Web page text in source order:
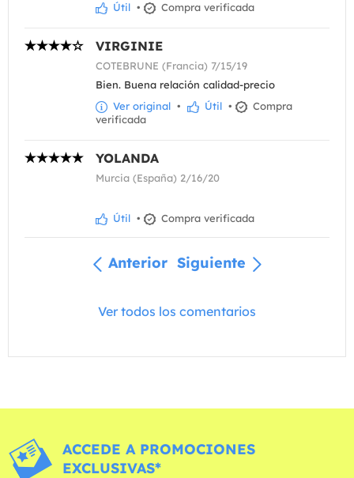
Útil • Compra verificada
VIRGINIE
COTEBRUNE (Francia) 7/15/19
Bien. Buena relación calidad-precio
Ver original • Útil •
Compra
verificada
YOLANDA
Murcia (España) 2/16/20
Útil • Compra verificada
Anterior Siguiente
Ver todos los comentarios
ACCEDE A PROMOCIONES
EXCLUSIVAS*